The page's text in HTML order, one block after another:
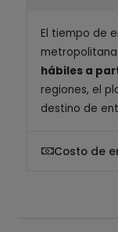
El tiempo de
hábiles a
regiones, el
destino de
Costo de